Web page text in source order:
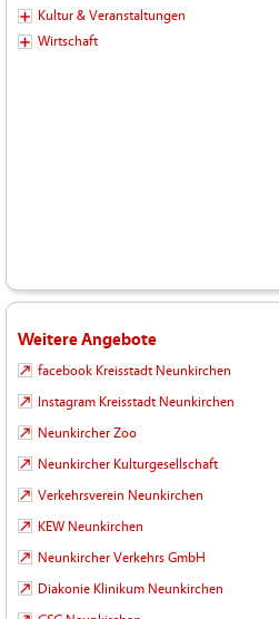
Kultur & Veranstaltungen
Wirtschaft
Weitere Angebote
facebook Kreisstadt Neunkirchen
Instagram Kreisstadt Neunkirchen
Neunkircher Zoo
Neunkircher Kulturgesellschaft
Verkehrsverein Neunkirchen
KEW Neunkirchen
Neunkircher Verkehrs GmbH
Diakonie Klinikum Neunkirchen